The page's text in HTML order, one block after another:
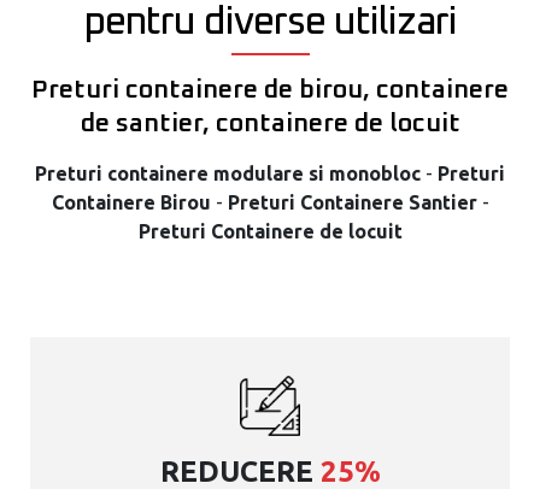
pentru diverse utilizari
Preturi containere de birou, containere
de santier, containere de locuit
Preturi containere modulare si monobloc - Preturi
Containere Birou - Preturi Containere Santier-
Preturi Containere de locuit
REDUCERE 25%